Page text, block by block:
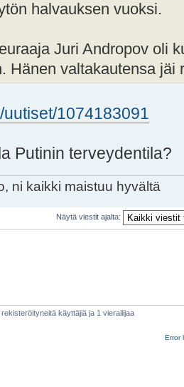
halvauksen vuoksi.
Juri Andropov oli
Hänen valtakautensa jäi
1074183091
Putinin terveydentila?
ni kaikki maistuu hyvältä
Näytä viestit ajalta:
käyttäjiä ja 1 vierailijaa
Error